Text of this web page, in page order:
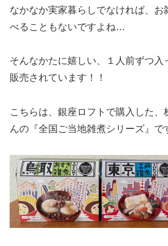
なかなか実家暮らしでなければ、お
べることもないですよね…
そんなかたに嬉しい、１人前ずつ入
販売されています！！
こちらは、銀座ロフトで購入した、
んの『全国ご当地雑煮シリーズ』で